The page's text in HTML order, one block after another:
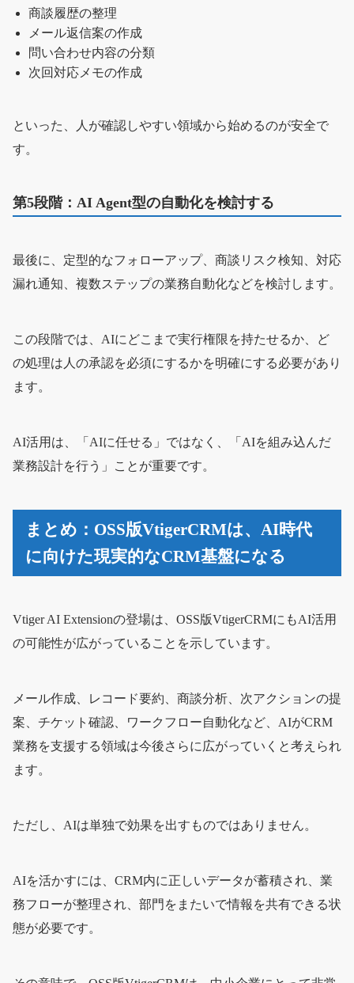
商談履歴の整理
メール返信案の作成
問い合わせ内容の分類
次回対応メモの作成
といった、人が確認しやすい領域から始めるのが安全で
す。
第5段階：AI Agent型の自動化を検討する
最後に、定型的なフォローアップ、商談リスク検知、対応
漏れ通知、複数ステップの業務自動化などを検討します。
この段階では、AIにどこまで実行権限を持たせるか、ど
の処理は人の承認を必須にするかを明確にする必要があり
ます。
AI活用は、「AIに任せる」ではなく、「AIを組み込んだ
業務設計を行う」ことが重要です。
まとめ：OSS版VtigerCRMは、AI時代
に向けた現実的なCRM基盤になる
Vtiger AI Extensionの登場は、OSS版VtigerCRMにもAI活用
の可能性が広がっていることを示しています。
メール作成、レコード要約、商談分析、次アクションの提
案、チケット確認、ワークフロー自動化など、AIがCRM
業務を支援する領域は今後さらに広がっていくと考えられ
ます。
ただし、AIは単独で効果を出すものではありません。
AIを活かすには、CRM内に正しいデータが蓄積され、業
務フローが整理され、部門をまたいで情報を共有できる状
態が必要です。